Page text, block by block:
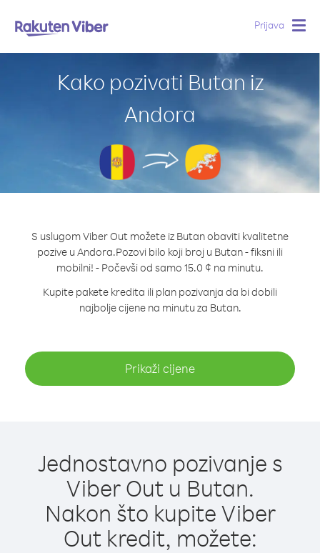
Prijava
Kako pozivati Butan iz
Andora
S uslugom Viber Out možete iz Butan obaviti kvalitetne
pozive u Andora.Pozovi bilo koji broj u Butan - fiksni ili
mobilni! - Počevši od samo 15.0 ¢ na minutu.
Kupite pakete kredita ili plan pozivanja da bi dobili
najbolje cijene na minutu za Butan.
Prikaži cijene
Jednostavno pozivanje s
Viber Out u Butan.
Nakon što kupite Viber
Out kredit, možete: